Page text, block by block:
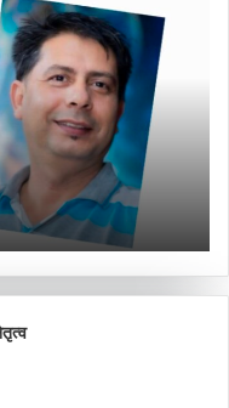
प्रदेशमा नयाँ नेतृत्व